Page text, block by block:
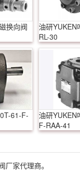
换向阀
油研YUKEN
RL-30
61-F-
油研YUKEN
F-RAA-41
厂家代理商。